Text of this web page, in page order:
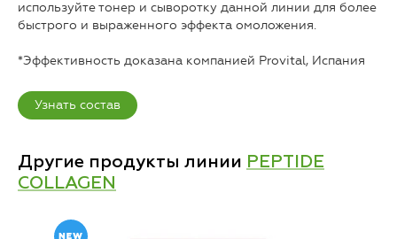
используйте тонер и сыворотку данной линии для более
быстрого и выраженного эффекта омоложения.
*Эффективность доказана компанией Provital, Испания
Узнать состав
Другие продукты линии PEPTIDE
COLLAGEN